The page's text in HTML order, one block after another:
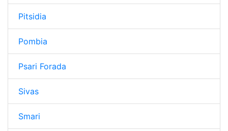
Pitsidia
Pombia
Psari Forada
Sivas
Smari